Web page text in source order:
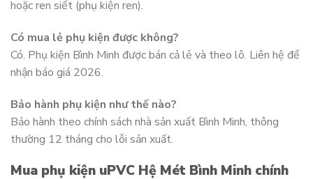
hoặc ren siết (phụ kiện ren).
Có mua lẻ phụ kiện được không?
Có. Phụ kiện Bình Minh được bán cả lẻ và theo lô. Liên hệ để
nhận báo giá 2026.
Bảo hành phụ kiện như thế nào?
Bảo hành theo chính sách nhà sản xuất Bình Minh, thông
thường 12 tháng cho lỗi sản xuất.
Mua phụ kiện uPVC Hệ Mét Bình Minh chính